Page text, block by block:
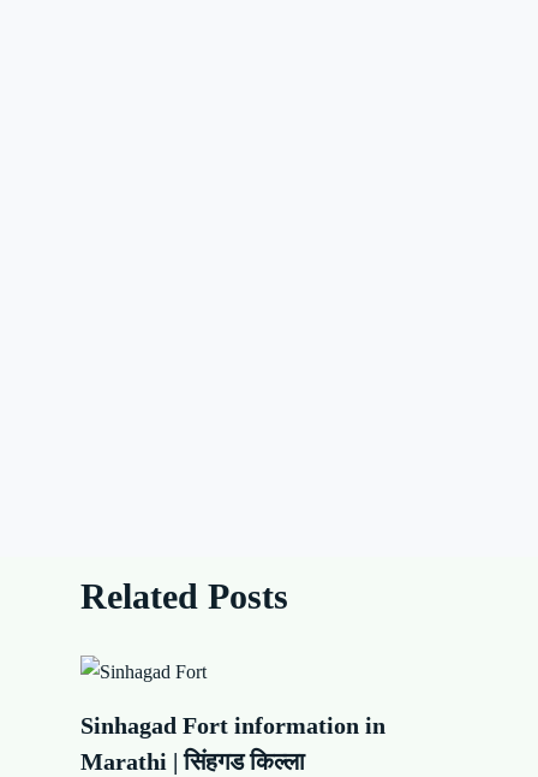
Related Posts
Sinhagad Fort information in
Marathi | सिंहगड किल्ला